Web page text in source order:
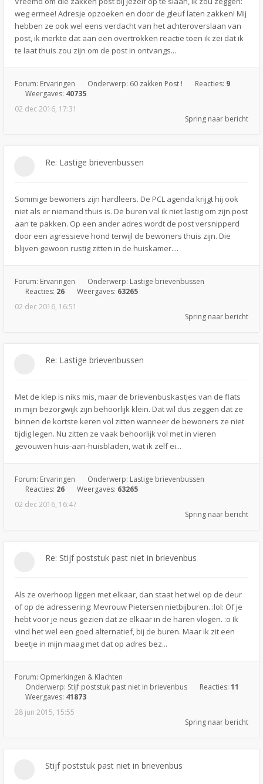
weg ermee! Adresje opzoeken en door de gleuf laten zakken! Mij
hebben ze ook wel eens verdacht van het achteroverslaan van
post, ik merkte dat aan een overtrokken reactie toen ik zei dat ik
te laat thuis zou zijn om de post in ontvangs...
Forum: Ervaringen Onderwerp: 60 zakken Post ! Reacties: 9
Weergaves: 40735
02 dec 2016, 17:31
Spring naar bericht
Re: Lastige brievenbussen
Sommige bewoners zijn hardleers. De PCL agenda krijgt hij ook
niet als er niemand thuis is. De buren val ik niet lastig om zijn post
aan te pakken. Op een ander adres wordt de post versnipperd
door een agressieve hond terwijl de bewoners thuis zijn. Die
blijven gewoon rustig zitten in de huiskamer....
Forum: Ervaringen Onderwerp: Lastige brievenbussen
Reacties: 26 Weergaves: 63265
02 dec 2016, 16:51
Spring naar bericht
Re: Lastige brievenbussen
Met de klep is niks mis, maar de brievenbuskastjes van de flats
in mijn bezorgwijk zijn behoorlijk klein. Dat wil dus zeggen dat ze
binnen de kortste keren vol zitten wanneer de bewoners ze niet
tijdig legen. Nu zitten ze vaak behoorlijk vol met in vieren
gevouwen huis-aan-huisbladen, wat ik zelf ei...
Forum: Ervaringen Onderwerp: Lastige brievenbussen
Reacties: 26 Weergaves: 63265
02 dec 2016, 16:47
Spring naar bericht
Re: Stijf poststuk past niet in brievenbus
Als ze overhoop liggen met elkaar, dan staat het wel op de deur
of op de adressering: Mevrouw Pietersen nietbijburen. :lol: Of je
hebt voor je neus gezien dat ze elkaar in de haren vlogen. :o Ik
vind het wel een goed alternatief, bij de buren. Maar ik zit een
beetje in mijn maag met dat op adres bez...
Forum: Opmerkingen & Klachten
Onderwerp: Stijf poststuk past niet in brievenbus Reacties: 11
Weergaves: 41873
28 jun 2015, 15:55
Spring naar bericht
Stijf poststuk past niet in brievenbus